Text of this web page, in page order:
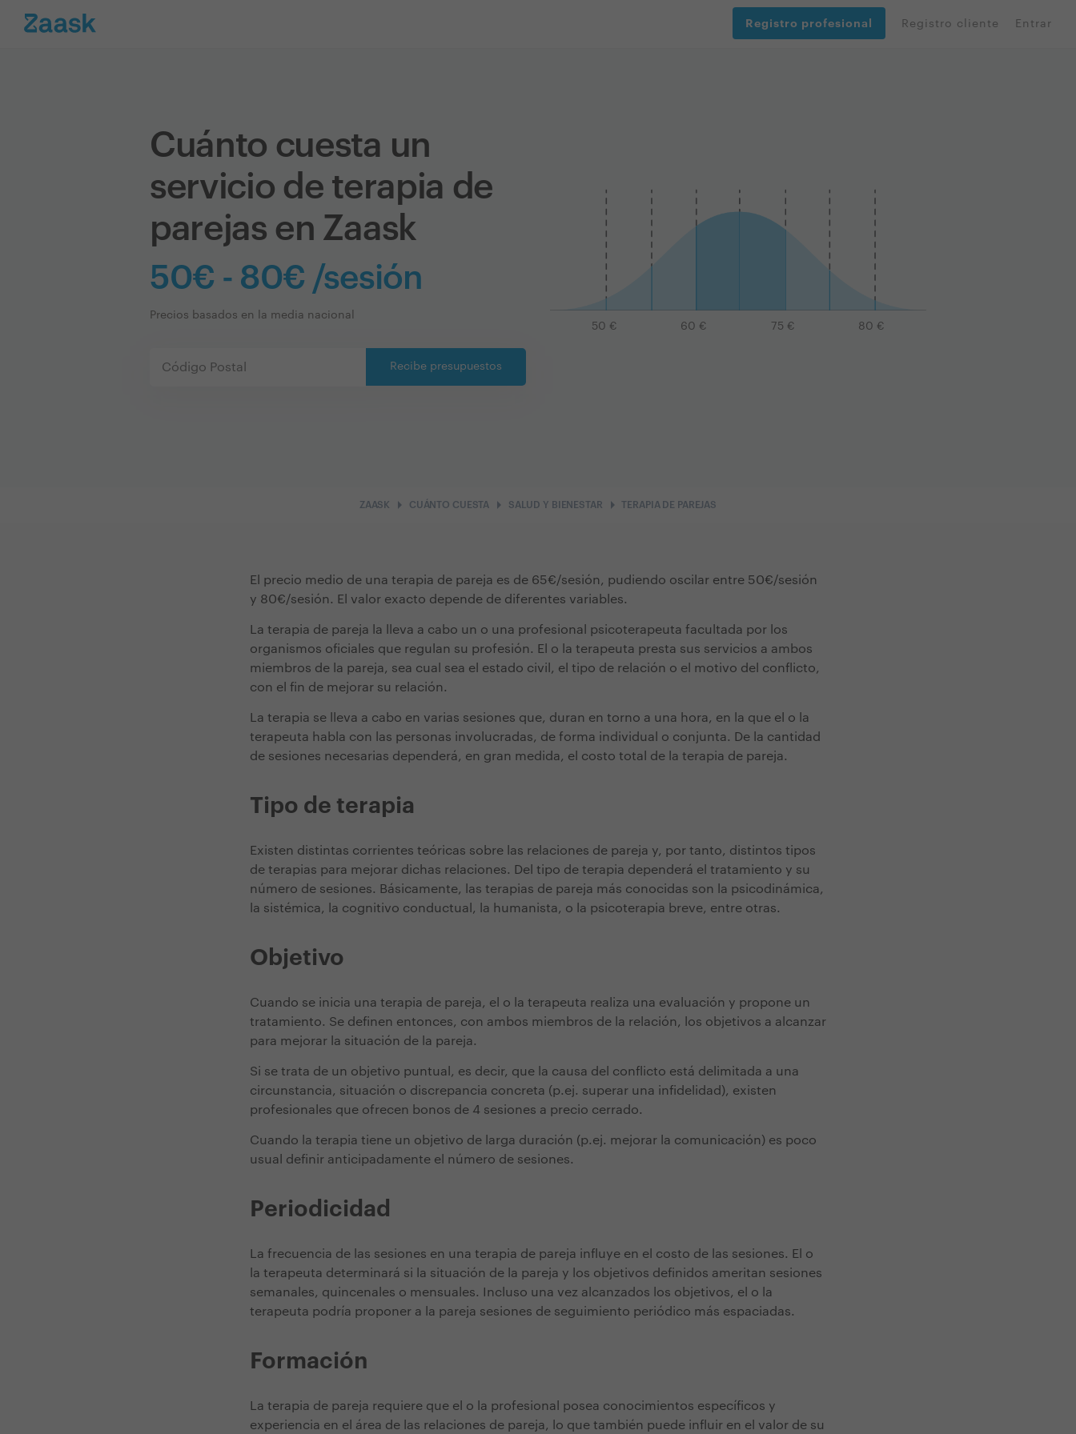
Registro profesional Registro cliente Entrar
Cuánto cuesta un
servicio de terapia de
parejas en Zaask
50€ - 80€ /sesión
Precios basados en la media nacional
Recibe presupuestos
50 € 60 € 75 € 80 €
ZAASK arrow_right CUÁNTO CUESTA arrow_right SALUD Y BIENESTAR arrow_rightTERAPIA DE PAREJAS
El precio medio de una terapia de pareja es de 65€/sesión, pudiendo oscilar entre 50€/sesión
y 80€/sesión. El valor exacto depende de diferentes variables.
La terapia de pareja la lleva a cabo un o una profesional psicoterapeuta facultada por los
organismos oficiales que regulan su profesión. El o la terapeuta presta sus servicios a ambos
miembros de la pareja, sea cual sea el estado civil, el tipo de relación o el motivo del conflicto,
con el fin de mejorar su relación.
La terapia se lleva a cabo en varias sesiones que, duran en torno a una hora, en la que el o la
terapeuta habla con las personas involucradas, de forma individual o conjunta. De la cantidad
de sesiones necesarias dependerá, en gran medida, el costo total de la terapia de pareja.
Tipo de terapia
Existen distintas corrientes teóricas sobre las relaciones de pareja y, por tanto, distintos tipos
de terapias para mejorar dichas relaciones. Del tipo de terapia dependerá el tratamiento y su
número de sesiones. Básicamente, las terapias de pareja más conocidas son la psicodinámica,
la sistémica, la cognitivo conductual, la humanista, o la psicoterapia breve, entre otras.
Objetivo
Cuando se inicia una terapia de pareja, el o la terapeuta realiza una evaluación y propone un
tratamiento. Se definen entonces, con ambos miembros de la relación, los objetivos a alcanzar
para mejorar la situación de la pareja.
Si se trata de un objetivo puntual, es decir, que la causa del conflicto está delimitada a una
circunstancia, situación o discrepancia concreta (p.ej. superar una infidelidad), existen
profesionales que ofrecen bonos de 4 sesiones a precio cerrado.
Cuando la terapia tiene un objetivo de larga duración (p.ej. mejorar la comunicación) es poco
usual definir anticipadamente el número de sesiones.
Periodicidad
La frecuencia de las sesiones en una terapia de pareja influye en el costo de las sesiones. El o
la terapeuta determinará si la situación de la pareja y los objetivos definidos ameritan sesiones
semanales, quincenales o mensuales. Incluso una vez alcanzados los objetivos, el o la
terapeuta podría proponer a la pareja sesiones de seguimiento periódico más espaciadas.
Formación
La terapia de pareja requiere que el o la profesional posea conocimientos específicos y
experiencia en el área de las relaciones de pareja, lo que también puede influir en el valor de su